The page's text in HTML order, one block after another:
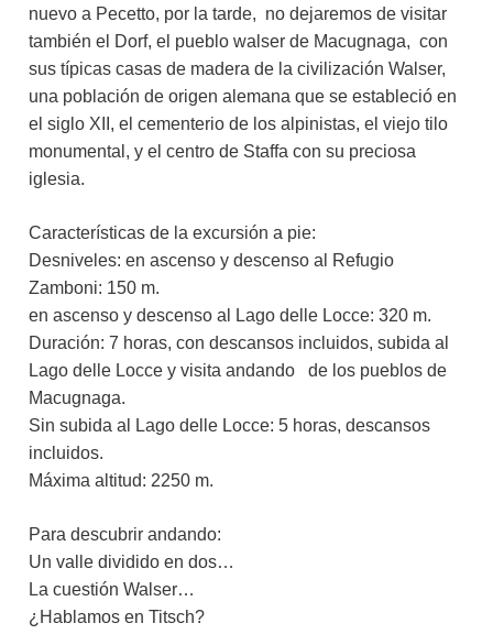
nuevo a Pecetto, por la tarde, no dejaremos de visitar
también el Dorf, el pueblo walser de Macugnaga, con
sus típicas casas de madera de la civilización Walser,
una población de origen alemana que se estableció en
el siglo XII, el cementerio de los alpinistas, el viejo tilo
monumental, y el centro de Staffa con su preciosa
iglesia.
Características de la excursión a pie:
Desniveles: en ascenso y descenso al Refugio
Zamboni: 150 m.
en ascenso y descenso al Lago delle Locce: 320 m.
Duración: 7 horas, con descansos incluidos, subida al
Lago delle Locce y visita andando de los pueblos de
Macugnaga.
Sin subida al Lago delle Locce: 5 horas, descansos
incluidos.
Máxima altitud: 2250 m.
Para descubrir andando:
Un valle dividido en dos…
La cuestión Walser…
¿Hablamos en Titsch?